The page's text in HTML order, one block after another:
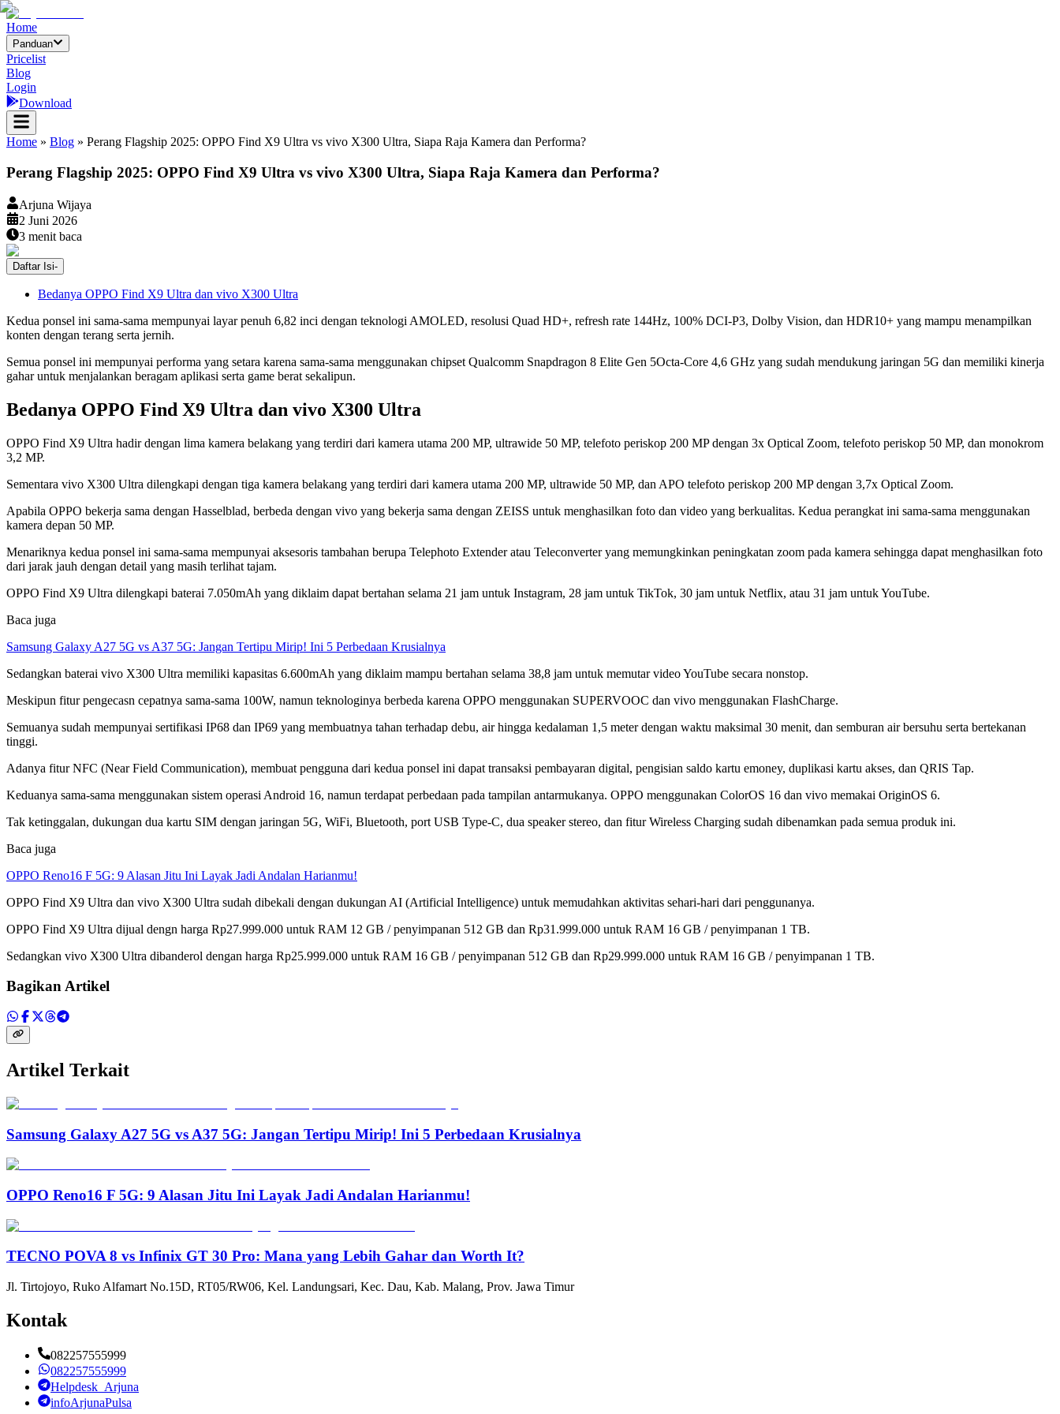
Home
Panduan
Pricelist
Blog
Login
Download
Home » Blog » Perang Flagship 2025: OPPO Find X9 Ultra vs vivo X300 Ultra, Siapa Raja Kamera dan Performa?
Perang Flagship 2025: OPPO Find X9 Ultra vs vivo X300 Ultra, Siapa Raja Kamera dan Performa?
Arjuna Wijaya
2 Juni 2026
3 menit baca
Daftar Isi-
Bedanya OPPO Find X9 Ultra dan vivo X300 Ultra
Kedua ponsel ini sama-sama mempunyai layar penuh 6,82 inci dengan teknologi AMOLED, resolusi Quad HD+, refresh rate 144Hz, 100% DCI-P3, Dolby Vision, dan HDR10+ yang mampu menampilkan
konten dengan terang serta jernih.
Semua ponsel ini mempunyai performa yang setara karena sama-sama menggunakan chipset Qualcomm Snapdragon 8 Elite Gen 5Octa-Core 4,6 GHz yang sudah mendukung jaringan 5G dan memiliki kinerja
gahar untuk menjalankan beragam aplikasi serta game berat sekalipun.
Bedanya OPPO Find X9 Ultra dan vivo X300 Ultra
OPPO Find X9 Ultra hadir dengan lima kamera belakang yang terdiri dari kamera utama 200 MP, ultrawide 50 MP, telefoto periskop 200 MP dengan 3x Optical Zoom, telefoto periskop 50 MP, dan monokrom
3,2 MP.
Sementara vivo X300 Ultra dilengkapi dengan tiga kamera belakang yang terdiri dari kamera utama 200 MP, ultrawide 50 MP, dan APO telefoto periskop 200 MP dengan 3,7x Optical Zoom.
Apabila OPPO bekerja sama dengan Hasselblad, berbeda dengan vivo yang bekerja sama dengan ZEISS untuk menghasilkan foto dan video yang berkualitas. Kedua perangkat ini sama-sama menggunakan
kamera depan 50 MP.
Menariknya kedua ponsel ini sama-sama mempunyai aksesoris tambahan berupa Telephoto Extender atau Teleconverter yang memungkinkan peningkatan zoom pada kamera sehingga dapat menghasilkan foto
dari jarak jauh dengan detail yang masih terlihat tajam.
OPPO Find X9 Ultra dilengkapi baterai 7.050mAh yang diklaim dapat bertahan selama 21 jam untuk Instagram, 28 jam untuk TikTok, 30 jam untuk Netflix, atau 31 jam untuk YouTube.
Baca juga
Samsung Galaxy A27 5G vs A37 5G: Jangan Tertipu Mirip! Ini 5 Perbedaan Krusialnya
Sedangkan baterai vivo X300 Ultra memiliki kapasitas 6.600mAh yang diklaim mampu bertahan selama 38,8 jam untuk memutar video YouTube secara nonstop.
Meskipun fitur pengecasn cepatnya sama-sama 100W, namun teknologinya berbeda karena OPPO menggunakan SUPERVOOC dan vivo menggunakan FlashCharge.
Semuanya sudah mempunyai sertifikasi IP68 dan IP69 yang membuatnya tahan terhadap debu, air hingga kedalaman 1,5 meter dengan waktu maksimal 30 menit, dan semburan air bersuhu serta bertekanan
tinggi.
Adanya fitur NFC (Near Field Communication), membuat pengguna dari kedua ponsel ini dapat transaksi pembayaran digital, pengisian saldo kartu emoney, duplikasi kartu akses, dan QRIS Tap.
Keduanya sama-sama menggunakan sistem operasi Android 16, namun terdapat perbedaan pada tampilan antarmukanya. OPPO menggunakan ColorOS 16 dan vivo memakai OriginOS 6.
Tak ketinggalan, dukungan dua kartu SIM dengan jaringan 5G, WiFi, Bluetooth, port USB Type-C, dua speaker stereo, dan fitur Wireless Charging sudah dibenamkan pada semua produk ini.
Baca juga
OPPO Reno16 F 5G: 9 Alasan Jitu Ini Layak Jadi Andalan Harianmu!
OPPO Find X9 Ultra dan vivo X300 Ultra sudah dibekali dengan dukungan AI (Artificial Intelligence) untuk memudahkan aktivitas sehari-hari dari penggunanya.
OPPO Find X9 Ultra dijual dengn harga Rp27.999.000 untuk RAM 12 GB / penyimpanan 512 GB dan Rp31.999.000 untuk RAM 16 GB / penyimpanan 1 TB.
Sedangkan vivo X300 Ultra dibanderol dengan harga Rp25.999.000 untuk RAM 16 GB / penyimpanan 512 GB dan Rp29.999.000 untuk RAM 16 GB / penyimpanan 1 TB.
Bagikan Artikel
Artikel Terkait
Samsung Galaxy A27 5G vs A37 5G: Jangan Tertipu Mirip! Ini 5 Perbedaan Krusialnya
OPPO Reno16 F 5G: 9 Alasan Jitu Ini Layak Jadi Andalan Harianmu!
TECNO POVA 8 vs Infinix GT 30 Pro: Mana yang Lebih Gahar dan Worth It?
Jl. Tirtojoyo, Ruko Alfamart No.15D, RT05/RW06, Kel. Landungsari, Kec. Dau, Kab. Malang, Prov. Jawa Timur
Kontak
082257555999
082257555999
Helpdesk_Arjuna
infoArjunaPulsa